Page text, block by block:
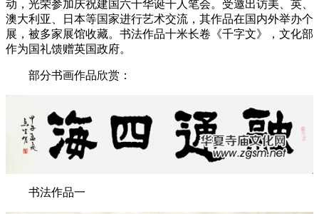
动，光荣参加庆祝建国六十华诞千人笔会。受邀出访美、英、
澳大利亚、日本等国家进行艺术交流，其作品在国内外举办个
展，被多家展馆收藏。书法作品十米长卷《千字文》，文化部
作为国礼馈赠英国政府。
部分书画作品欣赏：
书法作品一